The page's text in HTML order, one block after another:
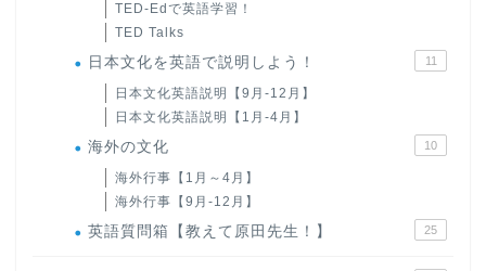
TED-Edで英語学習！
TED Talks
日本文化を英語で説明しよう！ 11
日本文化英語説明【9月-12月】
日本文化英語説明【1月-4月】
海外の文化 10
海外行事【1月～4月】
海外行事【9月-12月】
英語質問箱【教えて原田先生！】 25